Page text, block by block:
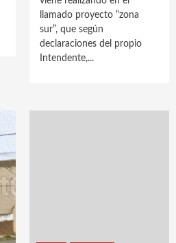
llamado proyecto “zona
sur”, que según
declaraciones del propio
Intendente,...